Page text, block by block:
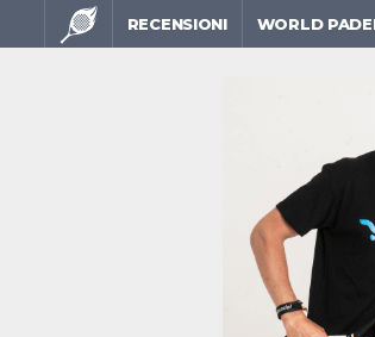
RECENSIONI WORLD